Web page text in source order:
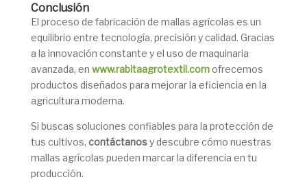
Conclusión
El proceso de fabricación de mallas agrícolas es un
equilibrio entre tecnología, precisión y calidad. Gracias
a la innovación constante y el uso de maquinaria
avanzada, en www.rabitaagrotextil.comofrecemos
productos diseñados para mejorar la eficiencia en la
agricultura moderna.
Si buscas soluciones confiables para la protección de
tus cultivos, contáctanosy descubre cómo nuestras
mallas agrícolas pueden marcar la diferencia en tu
producción.